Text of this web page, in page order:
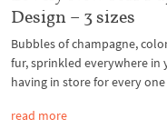
Design – 3 sizes
Bubbles of champagne,
fur, sprinkled everywhere
having in store for every one
read more